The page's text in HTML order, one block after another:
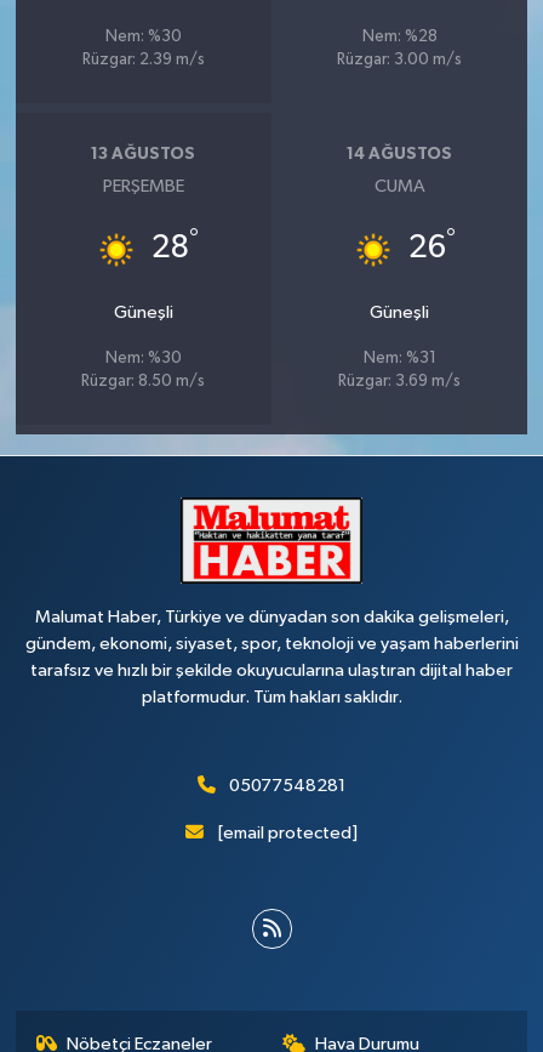
Nem: %30
Rüzgar: 2.39 m/s
Nem: %28
Rüzgar: 3.00 m/s
13 AĞUSTOS
PERŞEMBE
28°
Güneşli
Nem: %30
Rüzgar: 8.50 m/s
14 AĞUSTOS
CUMA
26°
Güneşli
Nem: %31
Rüzgar: 3.69 m/s
Malumat Haber, Türkiye ve dünyadan son dakika gelişmeleri,
gündem, ekonomi, siyaset, spor, teknoloji ve yaşam haberlerini
tarafsız ve hızlı bir şekilde okuyucularına ulaştıran dijital haber
platformudur. Tüm hakları saklıdır.
05077548281
[email protected]
Nöbetçi Eczaneler Hava Durumu